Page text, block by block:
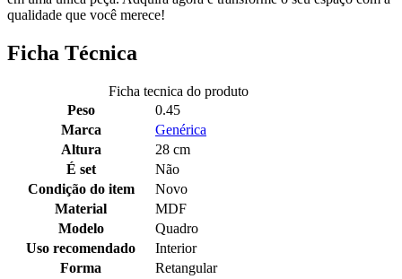
qualidade que você merece!
Ficha Técnica
Ficha tecnica do produto
Peso
0.45
Marca
Genérica
Altura
28 cm
É set
Não
Condição do item
Novo
Material
MDF
Modelo
Quadro
Uso recomendado
Interior
Forma
Retangular